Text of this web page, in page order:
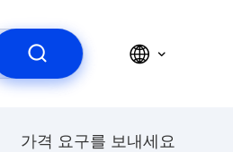
가격 요구를 보내세요